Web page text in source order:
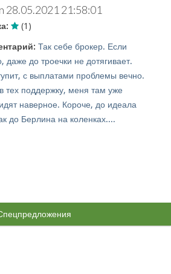
28.05.2021 21:58:01
(1)
Так себе брокер. Если
даже до троечки не дотягивает.
с выплатами проблемы вечно.
тех поддержку, меня там уже
наверное. Короче, до идеала
до Берлина на коленках....